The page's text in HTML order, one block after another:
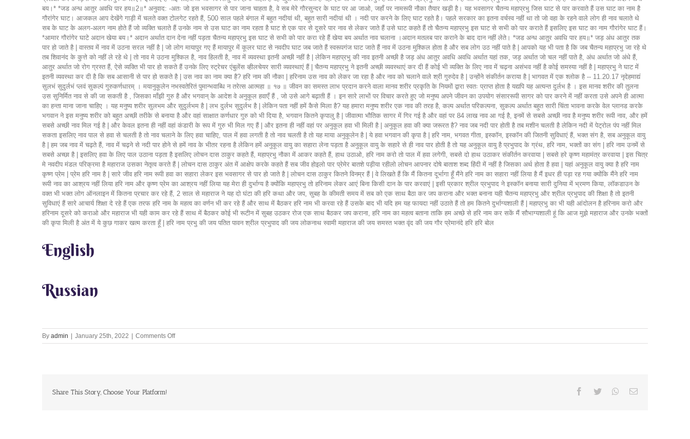
English
Russian
By admin January 25th, 2022 Comments Offon
Divine
Share This Story, Choose Your Platform! Facebook
Twitter Whatsapp
Email